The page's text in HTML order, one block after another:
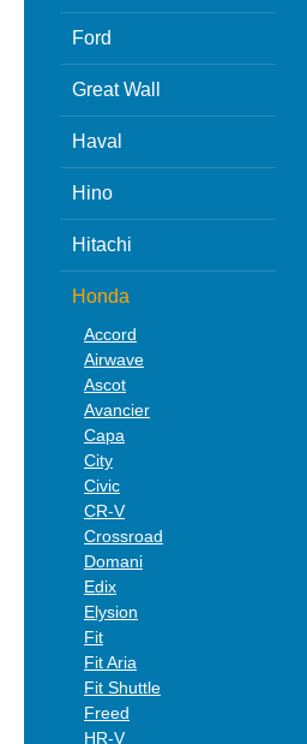
Ford
Great Wall
Haval
Hino
Hitachi
Honda
Accord
Airwave
Ascot
Avancier
Capa
City
Civic
CR-V
Crossroad
Domani
Edix
Elysion
Fit
Fit Aria
Fit Shuttle
Freed
HR-V